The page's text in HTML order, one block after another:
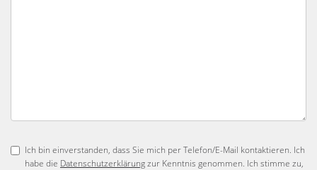
Ich bin einverstanden, dass Sie mich per Telefon/E-Mail kontaktieren. Ich
habe die Datenschutzerklärungzur Kenntnis genommen. Ich stimme zu,